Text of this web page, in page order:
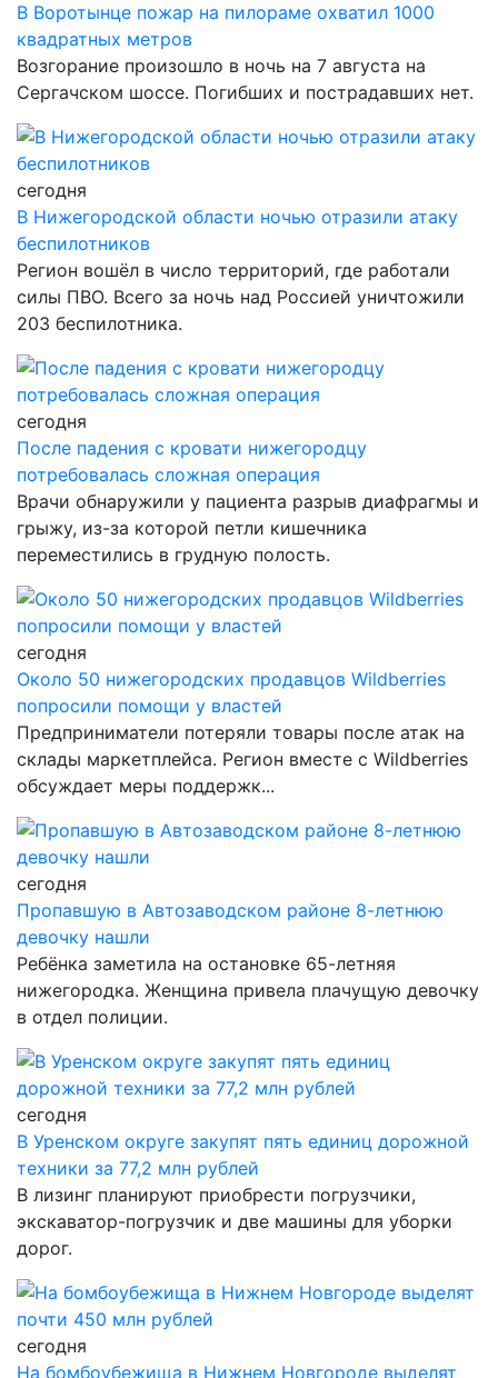
В Воротынце пожар на пилораме охватил 1000
квадратных метров
Возгорание произошло в ночь на 7 августа на
Сергачском шоссе. Погибших и пострадавших нет.
сегодня
В Нижегородской области ночью отразили атаку
беспилотников
Регион вошёл в число территорий, где работали
силы ПВО. Всего за ночь над Россией уничтожили
203 беспилотника.
сегодня
После падения с кровати нижегородцу
потребовалась сложная операция
Врачи обнаружили у пациента разрыв диафрагмы и
грыжу, из-за которой петли кишечника
переместились в грудную полость.
сегодня
Около 50 нижегородских продавцов Wildberries
попросили помощи у властей
Предприниматели потеряли товары после атак на
склады маркетплейса. Регион вместе с Wildberries
обсуждает меры поддержк...
сегодня
Пропавшую в Автозаводском районе 8-летнюю
девочку нашли
Ребёнка заметила на остановке 65-летняя
нижегородка. Женщина привела плачущую девочку
в отдел полиции.
сегодня
В Уренском округе закупят пять единиц дорожной
техники за 77,2 млн рублей
В лизинг планируют приобрести погрузчики,
экскаватор-погрузчик и две машины для уборки
дорог.
сегодня
На бомбоубежища в Нижнем Новгороде выделят